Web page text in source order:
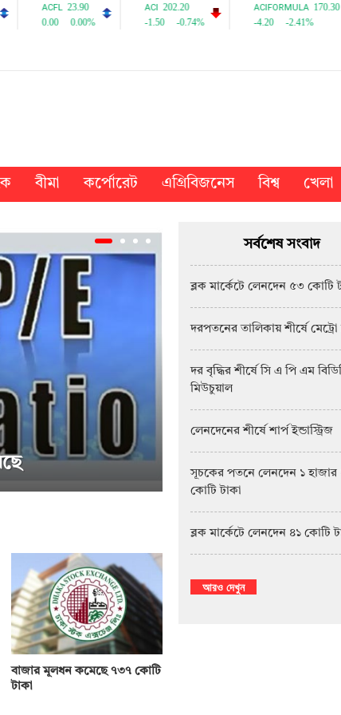
বীমা কর্পোরেট এগ্রিবিজনেস বিশ্ব খেলা
সাপ্তাহিক দরপতনের
বাজার মূলধন কমেছে ৭৩৭ কোটি
টাকা
সর্বশেষ সংবাদ
ব্লক মার্কেটে লেনদেন ৫৩ কোটি
দরপতনের তালিকায় শীর্ষে মেট্রো
দর বৃদ্ধির শীর্ষে সি এ পি এম
মিউচুয়াল
লেনদেনের শীর্ষে শার্প ইন্ডাস্ট্রিজ
সূচকের পতনে লেনদেন ১ হাজার
কোটি টাকা
ব্লক মার্কেটে লেনদেন ৪১ কোটি
আরও দেখুন